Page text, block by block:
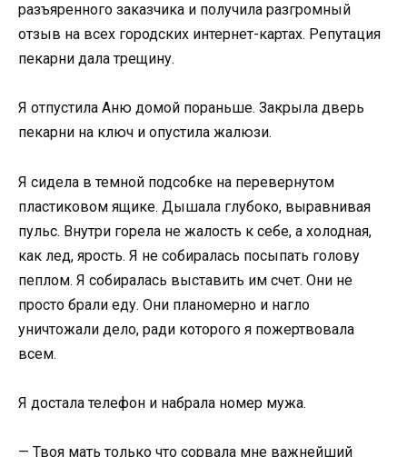
разъяренного заказчика и получила разгромный
отзыв на всех городских интернет-картах. Репутация
пекарни дала трещину.
Я отпустила Аню домой пораньше. Закрыла дверь
пекарни на ключ и опустила жалюзи.
Я сидела в темной подсобке на перевернутом
пластиковом ящике. Дышала глубоко, выравнивая
пульс. Внутри горела не жалость к себе, а холодная,
как лед, ярость. Я не собиралась посыпать голову
пеплом. Я собиралась выставить им счет. Они не
просто брали еду. Они планомерно и нагло
уничтожали дело, ради которого я пожертвовала
всем.
Я достала телефон и набрала номер мужа.
— Твоя мать только что сорвала мне важнейший